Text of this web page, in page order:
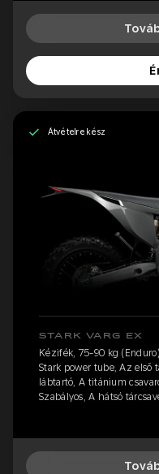
Átvételre kész
STARK VARG EX
Kézifék, 75-90 kg
Stark power tube, Az első
lábtartó, A titánium
Szabályos, A hátsó